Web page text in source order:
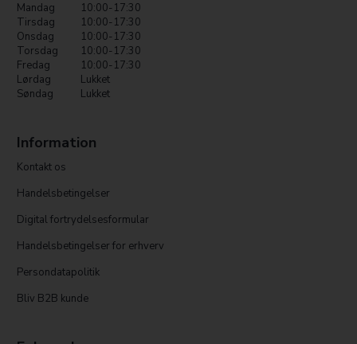
Mandag
10:00-17:30
Tirsdag
10:00-17:30
Onsdag
10:00-17:30
Torsdag
10:00-17:30
Fredag
10:00-17:30
Lørdag
Lukket
Søndag
Lukket
Information
Kontakt os
Handelsbetingelser
Digital fortrydelsesformular
Handelsbetingelser for erhverv
Persondatapolitik
Bliv B2B kunde